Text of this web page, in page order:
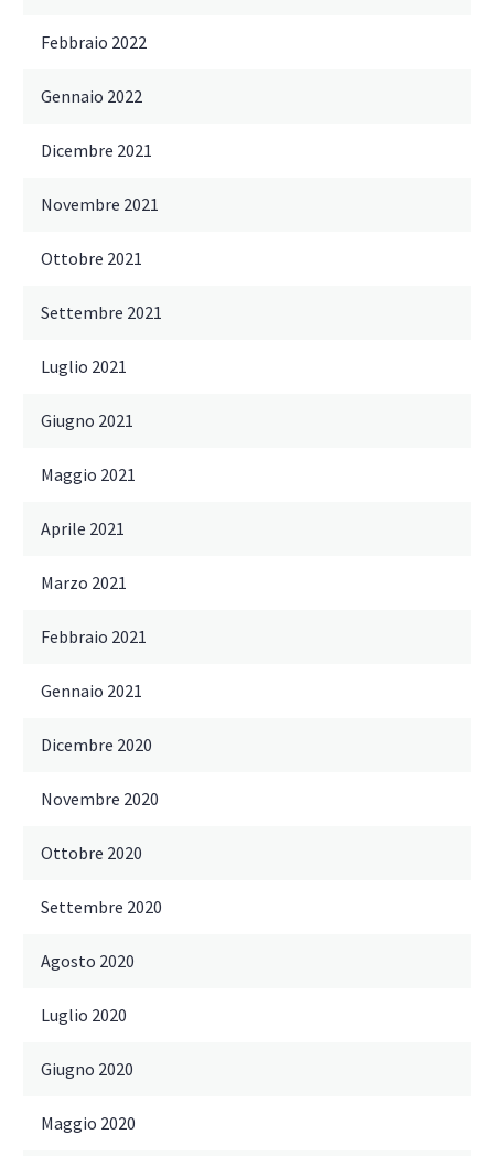
Febbraio 2022
Gennaio 2022
Dicembre 2021
Novembre 2021
Ottobre 2021
Settembre 2021
Luglio 2021
Giugno 2021
Maggio 2021
Aprile 2021
Marzo 2021
Febbraio 2021
Gennaio 2021
Dicembre 2020
Novembre 2020
Ottobre 2020
Settembre 2020
Agosto 2020
Luglio 2020
Giugno 2020
Maggio 2020